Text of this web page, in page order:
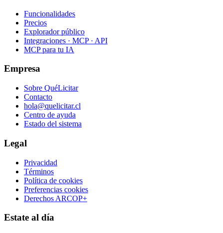
Funcionalidades
Precios
Explorador público
Integraciones · MCP · API
MCP para tu IA
Empresa
Sobre QuéLicitar
Contacto
hola@quelicitar.cl
Centro de ayuda
Estado del sistema
Legal
Privacidad
Términos
Política de cookies
Preferencias cookies
Derechos ARCOP+
Estate al día